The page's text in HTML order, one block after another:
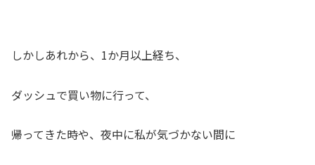
しかしあれから、1か月以上経ち、
ダッシュで買い物に行って、
帰ってきた時や、夜中に私が気づかない間に